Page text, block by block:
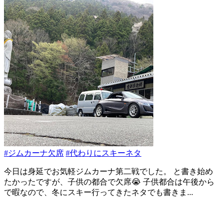
#ジムカーナ欠席 #代わりにスキーネタ
今日は身延でお気軽ジムカーナ第二戦でした。 と書き始め
たかったですが、子供の都合で欠席😭 子供都合は午後から
で暇なので、冬にスキー行ってきたネタでも書きま...